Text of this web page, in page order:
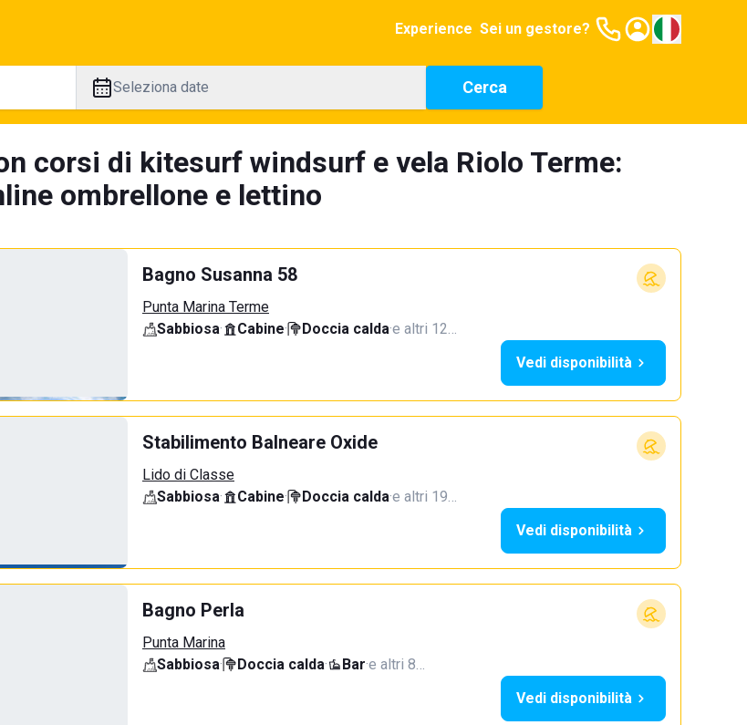
Experience Sei un gestore?
Seleziona date Cerca
corsi di kitesurf windsurf e vela Riolo Terme:
ombrellone e lettino
Bagno Susanna 58
Punta Marina Terme
Sabbiosa· Cabine· Doccia calda·e altri 12…
Vedi disponibilità
Stabilimento Balneare Oxide
Lido di Classe
Sabbiosa· Cabine· Doccia calda·e altri 19…
Vedi disponibilità
Bagno Perla
Punta Marina
Sabbiosa· Doccia calda· Bar·e altri 8…
Vedi disponibilità